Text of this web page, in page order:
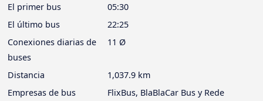
El primer bus
05:30
El último bus
22:25
Conexiones diarias de
buses
11 Ø
Distancia
1,037.9 km
Empresas de bus
FlixBus, BlaBlaCar Bus y Rede